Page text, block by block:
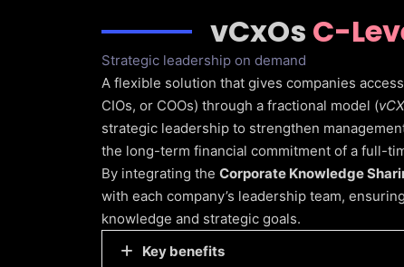
vCxOs C-
Strategic leadership on demand
A flexible solution that gives companies
CIOs, or COOs) through a fractional model (
strategic leadership to strengthen
the long-term financial commitment of a full-
By integrating the Corporate Knowledge
with each company’s leadership team,
knowledge and strategic goals.
Key benefits